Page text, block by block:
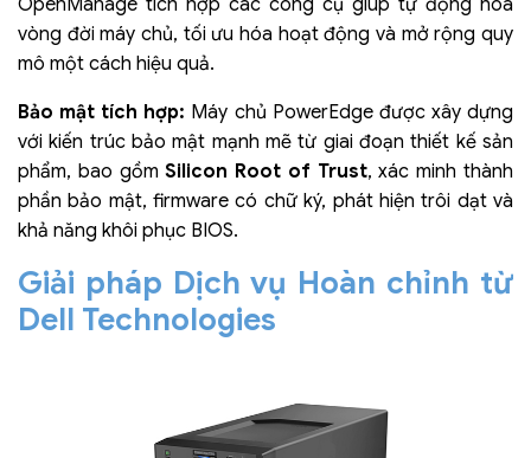
OpenManage tích hợp các công cụ giúp tự động hóa
vòng đời máy chủ, tối ưu hóa hoạt động và mở rộng quy
mô một cách hiệu quả.
Bảo mật tích hợp: Máy chủ PowerEdge được xây dựng
với kiến trúc bảo mật mạnh mẽ từ giai đoạn thiết kế sản
phẩm, bao gồmSilicon Root of Trust, xác minh thành
phần bảo mật, firmware có chữ ký, phát hiện trôi dạt và
khả năng khôi phục BIOS.
Giải pháp Dịch vụ Hoàn chỉnh từ
Dell Technologies